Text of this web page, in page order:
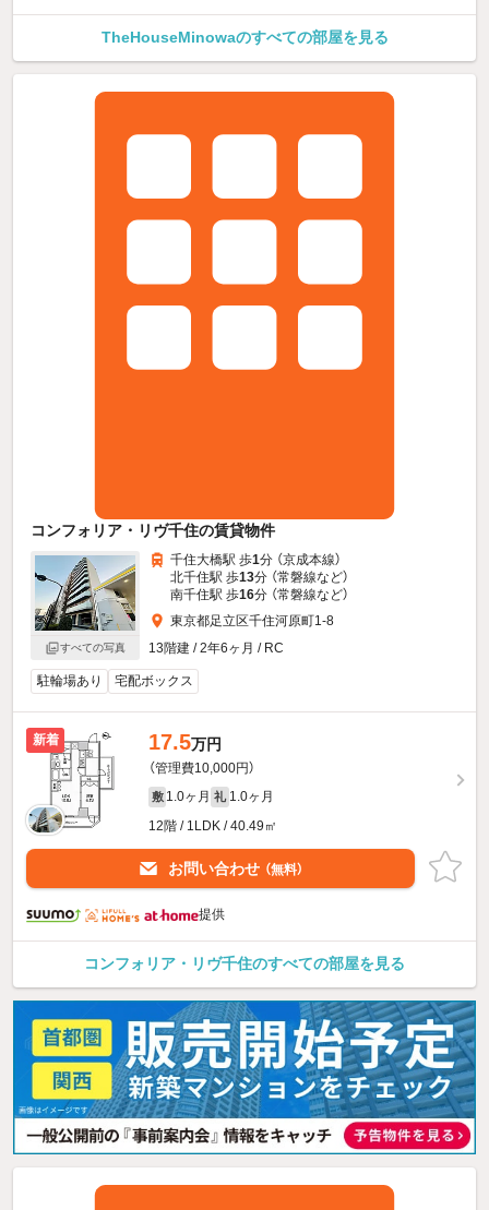
TheHouseMinowaのすべての部屋を見る
コンフォリア・リヴ千住の賃貸物件
すべての写真
千住大橋駅 歩1分 （京成本線）
北千住駅 歩13分 （常磐線など）
南千住駅 歩16分 （常磐線など）
東京都足立区千住河原町1-8
13階建 / 2年6ヶ月 / RC
駐輪場あり 宅配ボックス
新着 17.5万円
（管理費10,000円）
敷 1.0ヶ月 礼 1.0ヶ月
12階 / 1LDK / 40.49㎡
お問い合わせ （無料）
提供
コンフォリア・リヴ千住のすべての部屋を見る